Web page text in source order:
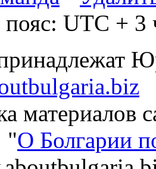
UTC + 3
материалов
"О Болгарии